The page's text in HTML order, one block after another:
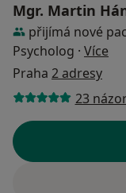
Mgr. Martin
přijímá nové
Psycholog · Více
Praha 2 adresy
23